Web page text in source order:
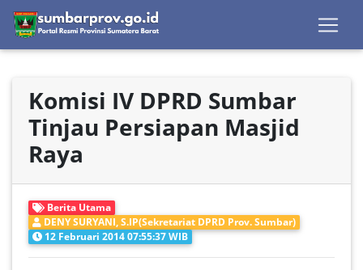
Komisi IV DPRD Sumbar
Tinjau Persiapan Masjid
Raya
Berita Utama
DENY SURYANI, S.IP(Sekretariat DPRD Prov. Sumbar)
12 Februari 2014 07:55:37 WIB